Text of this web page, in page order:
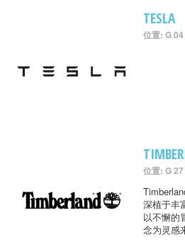
TESLA
位置: G 04
位置: G 27
深植于丰
以不懈的
念为灵感